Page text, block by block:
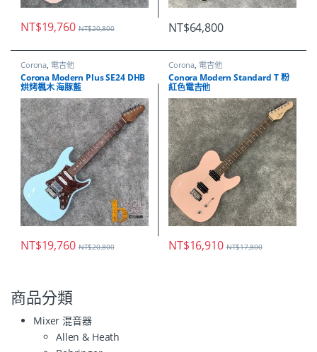
NT$19,760 NT$20,800 NT$64,800
Corona, 電吉他
Corona Modern Plus SE24 DHB
烘烤楓木 海豚藍
NT$19,760 NT$20,800
Corona, 電吉他
Conora Modern Standard T 粉
紅色電吉他
NT$16,910 NT$17,800
商品分類
Mixer 混音器
Allen & Heath